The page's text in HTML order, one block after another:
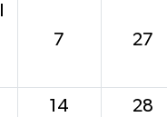
7 27
14 28